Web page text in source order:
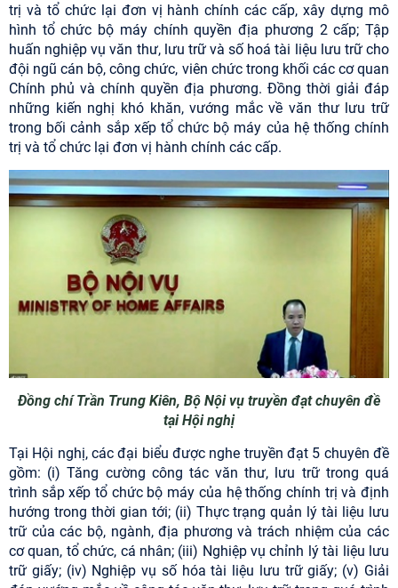
trị và tổ chức lại đơn vị hành chính các cấp, xây dựng mô
hình tổ chức bộ máy chính quyền địa phương 2 cấp; Tập
huấn nghiệp vụ văn thư, lưu trữ và số hoá tài liệu lưu trữ cho
đội ngũ cán bộ, công chức, viên chức trong khối các cơ quan
Chính phủ và chính quyền địa phương. Đồng thời giải đáp
những kiến nghị khó khăn, vướng mắc về văn thư lưu trữ
trong bối cảnh sắp xếp tổ chức bộ máy của hệ thống chính
trị và tổ chức lại đơn vị hành chính các cấp.
Đồng chí Trần Trung Kiên, Bộ Nội vụ truyền đạt chuyên đề
tại Hội nghị
Tại Hội nghị, các đại biểu được nghe truyền đạt 5 chuyên đề
gồm: (i) Tăng cường công tác văn thư, lưu trữ trong quá
trình sắp xếp tổ chức bộ máy của hệ thống chính trị và định
hướng trong thời gian tới; (ii) Thực trạng quản lý tài liệu lưu
trữ của các bộ, ngành, địa phương và trách nhiệm của các
cơ quan, tổ chức, cá nhân; (iii) Nghiệp vụ chỉnh lý tài liệu lưu
trữ giấy; (iv) Nghiệp vụ số hóa tài liệu lưu trữ giấy; (v) Giải